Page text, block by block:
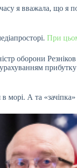
я вважала, що я
При
оборони
морі. А та